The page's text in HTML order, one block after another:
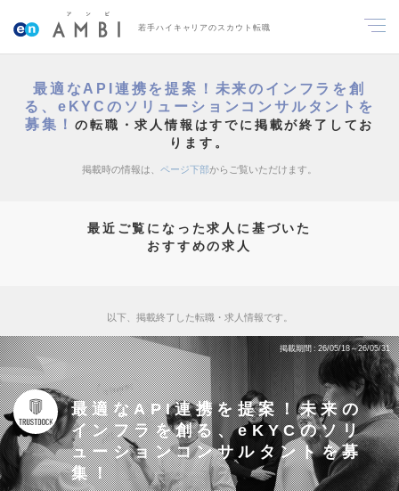
若手ハイキャリアのスカウト転職
最適なAPI連携を提案！未来のインフラを創
る、eKYCのソリューションコンサルタントを
募集！の転職・求人情報はすでに掲載が終了してお
ります。
掲載時の情報は、 ページ下部からご覧いただけます。
最近ご覧になった求人に基づいた
おすすめの求人
以下、掲載終了した転職・求人情報です。
掲載期間 26/05/18～26/05/31
最適なAPI連携を提案！未来の
インフラを創る、eKYCのソリ
ューションコンサルタントを募
集！